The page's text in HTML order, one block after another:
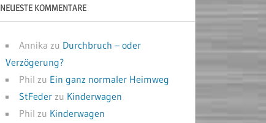
NEUESTE KOMMENTARE
Annika zu Durchbruch – oder
Verzögerung?
Phil zu Ein ganz normaler Heimweg
StFeder zu Kinderwagen
Phil zu Kinderwagen